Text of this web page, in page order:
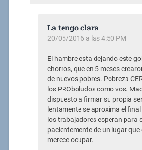
La tengo clara
20/05/2016 a las 4:50 PM
El hambre esta dejando este
chorros, que en 5 meses
de nuevos pobres. Pobreza
los PROboludos como vos.
dispuesto a firmar su propia
lentamente se aproxima el
los trabajadores esperan para
pacientemente de un lugar que
merece ocupar.